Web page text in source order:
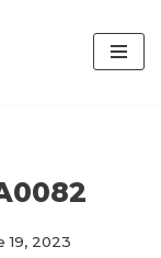
19, 2023